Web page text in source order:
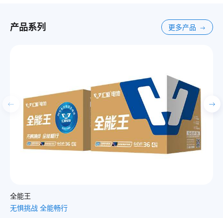
产品系列 更多产品
高效聚能 畅行无阻